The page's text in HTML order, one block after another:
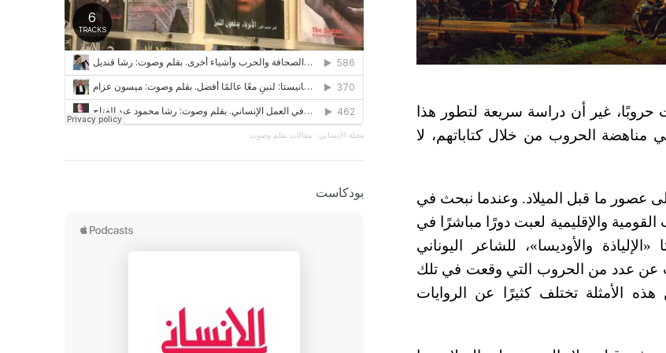
حروبًا، غير أن دراسة سريعة لتطور هذا
في مناهضة الحروب من خلال كتاباتهم، لا
عصور ما قبل الميلاد. وعندما نبحث في
والإقليمية لعبت دورًا مباشرًا في
والأوديسا»، للشاعر اليوناني
عن عدد من الحروب التي وقعت في تلك
الأمثلة تختلف كثيرًا عن الروايات
مجلة الإنساني · مقالات بقلم وصوت
بودكاست